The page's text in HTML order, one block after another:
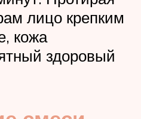
лицо крепким
кожа
здоровый